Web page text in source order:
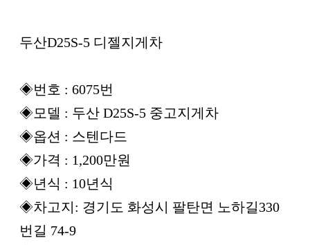
본문
두산D25S-5 디젤지게차
◈번호 : 6075번
◈모델 : 두산 D25S-5 중고지게차
◈옵션 : 스텐다드
◈가격 : 1,200만원
◈년식 : 10년식
◈차고지: 경기도 화성시 팔탄면 노하길330
번길 74-9